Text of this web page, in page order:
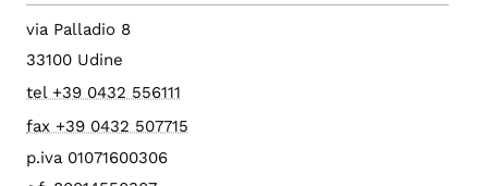
via Palladio 8
33100 Udine
tel +39 0432 556111
fax +39 0432 507715
p.iva 01071600306